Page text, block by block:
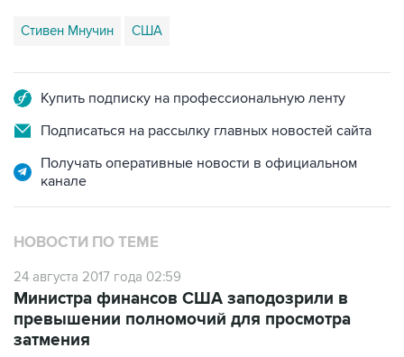
Стивен Мнучин США
Купить подписку на профессиональную ленту
Подписаться на рассылку главных новостей сайта
Получать оперативные новости в официальном
канале
НОВОСТИ ПО ТЕМЕ
24 августа 2017 года 02:59
Министра финансов США заподозрили в
превышении полномочий для просмотра
затмения